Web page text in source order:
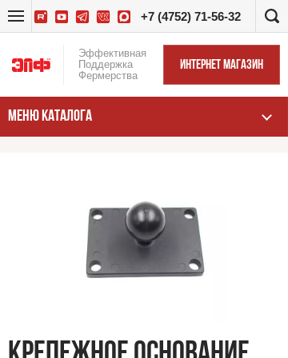
+7 (4752) 71-56-32
Эффективная
Поддержка
Фермерства
ИНТЕРНЕТ МАГАЗИН
МЕНЮ КАТАЛОГА